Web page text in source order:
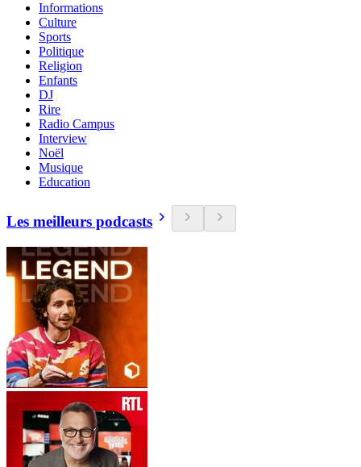
Informations
Culture
Sports
Politique
Religion
Enfants
DJ
Rire
Radio Campus
Interview
Noël
Musique
Education
Les meilleurs podcasts